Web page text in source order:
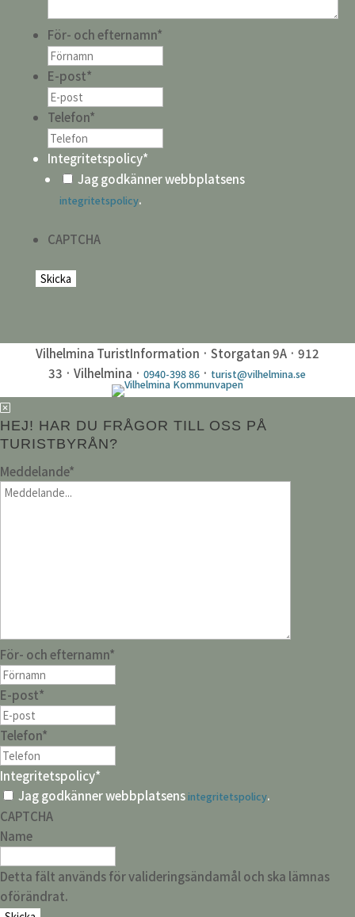
För- och efternamn*
E-post*
Telefon*
Integritetspolicy*
Jag godkänner webbplatsens
integritetspolicy.
CAPTCHA
Vilhelmina TuristInformation · Storgatan 9A · 912
33 · Vilhelmina ·0940-398 86 · turist@vilhelmina.se
HEJ! HAR DU FRÅGOR TILL OSS PÅ
TURISTBYRÅN?
Meddelande*
För- och efternamn*
E-post*
Telefon*
Integritetspolicy*
Jag godkänner webbplatsensintegritetspolicy.
CAPTCHA
Name
Detta fält används för valideringsändamål och ska lämnas
oförändrat.